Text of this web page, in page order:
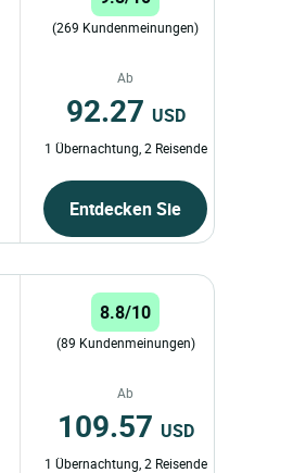
(269 Kundenmeinungen)
Ab
92.27 USD
1 Übernachtung, 2 Reisende
Entdecken Sie
8.8/10
(89 Kundenmeinungen)
Ab
109.57 USD
1 Übernachtung, 2 Reisende